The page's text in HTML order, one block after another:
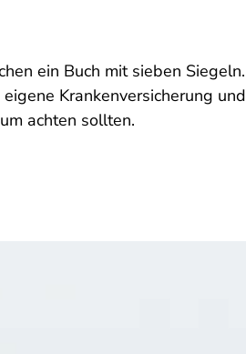
ein Buch mit sieben Siegeln.
Krankenversicherung und
achten sollten.